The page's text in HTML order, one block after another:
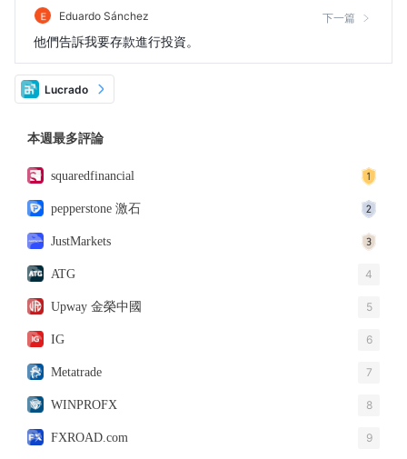
Eduardo Sánchez
他們告訴我要存款進行投資。
下一篇
Lucrado
本週最多評論
squaredfinancial
pepperstone 激石
JustMarkets
ATG 4
Upway 金榮中國 5
IG 6
Metatrade 7
WINPROFX 8
FXROAD.com 9